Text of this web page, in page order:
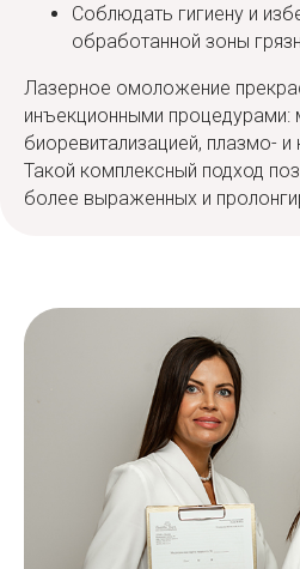
Соблюдать гигиену и
обработанной зоны
Лазерное омоложение
инъекционными процедурами:
биоревитализацией, плазмо- и
Такой комплексный подход
более выраженных и